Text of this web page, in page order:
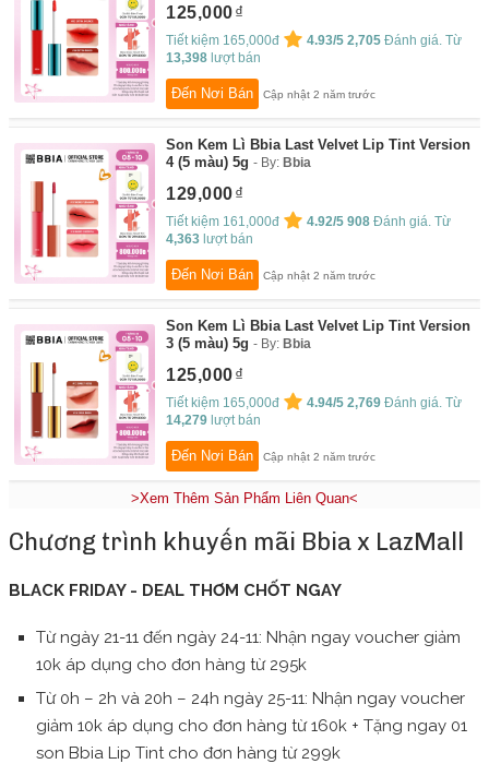
125,000
Tiết kiệm 165,000đ 4.93/5 2,705 Đánh giá. Từ
13,398 lượt bán
Đến Nơi Bán Cập nhật 2 năm trước
Son Kem Lì Bbia Last Velvet Lip Tint Version
4 (5 màu) 5g
By:Bbia
129,000
Tiết kiệm 161,000đ 4.92/5 908 Đánh giá. Từ
4,363 lượt bán
Đến Nơi Bán Cập nhật 2 năm trước
Son Kem Lì Bbia Last Velvet Lip Tint Version
3 (5 màu) 5g
By:Bbia
125,000
Tiết kiệm 165,000đ 4.94/5 2,769 Đánh giá. Từ
14,279 lượt bán
Đến Nơi Bán Cập nhật 2 năm trước
>Xem Thêm Sản Phẩm Liên Quan<
Chương trình khuyến mãi Bbia x LazMall
BLACK FRIDAY - DEAL THƠM CHỐT NGAY
Từ ngày 21-11 đến ngày 24-11: Nhận ngay voucher giảm
10k áp dụng cho đơn hàng từ 295k
Từ 0h – 2h và 20h – 24h ngày 25-11: Nhận ngay voucher
giảm 10k áp dụng cho đơn hàng từ 160k + Tặng ngay 01
son Bbia Lip Tint cho đơn hàng từ 299k